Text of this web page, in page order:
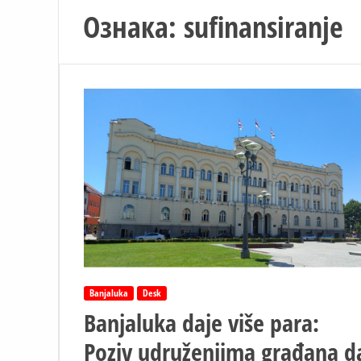
Ознака: sufinansiranje
Banjaluka Desk
Banjaluka daje više para:
Poziv udruženjima građana